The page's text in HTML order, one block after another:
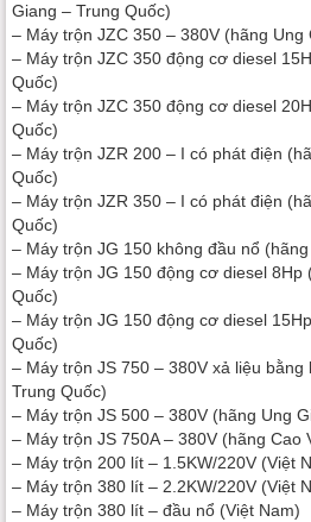
Giang – Trung Quốc)
– Máy trộn JZC 350 – 380V (hãng Ung
– Máy trộn JZC 350 động cơ diesel
Quốc)
– Máy trộn JZC 350 động cơ diesel
Quốc)
– Máy trộn JZR 200 – I có phát điện
Quốc)
– Máy trộn JZR 350 – I có phát điện
Quốc)
– Máy trộn JG 150 không đầu nổ
– Máy trộn JG 150 động cơ diesel 8Hp
Quốc)
– Máy trộn JG 150 động cơ diesel
Quốc)
– Máy trộn JS 750 – 380V xả liệu
Trung Quốc)
– Máy trộn JS 500 – 380V (hãng Ung
– Máy trộn JS 750A – 380V (hãng Cao
– Máy trộn 200 lít – 1.5KW/220V (Việt
– Máy trộn 380 lít – 2.2KW/220V (Việt
– Máy trộn 380 lít – đầu nổ (Việt Nam)